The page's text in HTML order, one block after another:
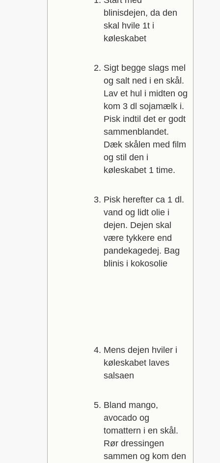
blinisdejen, da den
skal hvile 1t i
køleskabet
Sigt begge slags mel
og salt ned i en skål.
Lav et hul i midten og
kom 3 dl sojamælk i.
Pisk indtil det er godt
sammenblandet.
Dæk skålen med film
og stil den i
køleskabet 1 time.
Pisk herefter ca 1 dl.
vand og lidt olie i
dejen. Dejen skal
være tykkere end
pandekagedej. Bag
blinis i kokosolie
Mens dejen hviler i
køleskabet laves
salsaen
Bland mango,
avocado og
tomattern i en skål.
Rør dressingen
sammen og kom den